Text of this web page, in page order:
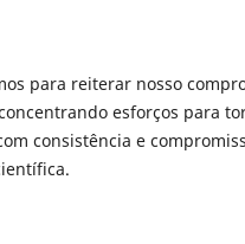
para reiterar nosso
esforços para
consistência e